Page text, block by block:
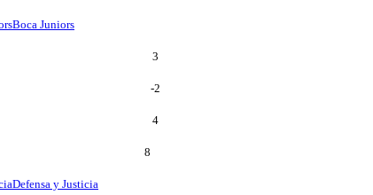
Boca Juniors
3
-2
4
8
Defensa y Justicia